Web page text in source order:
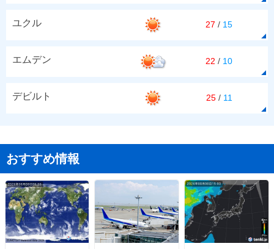
ユクル 27 / 15
エムデン 22 / 10
デビルト 25/ 11
おすすめ情報